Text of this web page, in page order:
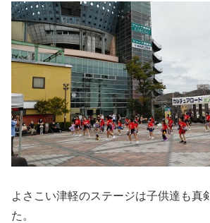
よさこい津軽のステージは子供達も真
た。